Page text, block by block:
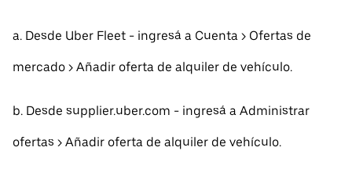
a. Desde Uber Fleet - ingresá a Cuenta > Ofertas de
mercado > Añadir oferta de alquiler de vehículo.
b. Desde supplier.uber.com - ingresá a Administrar
ofertas > Añadir oferta de alquiler de vehículo.